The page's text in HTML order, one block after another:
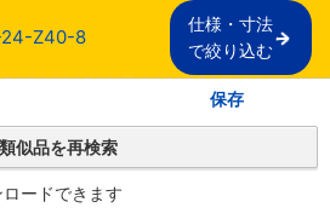
Z40-8
仕様・寸法
で絞り込む
保存
類似品を再検索
ードできます